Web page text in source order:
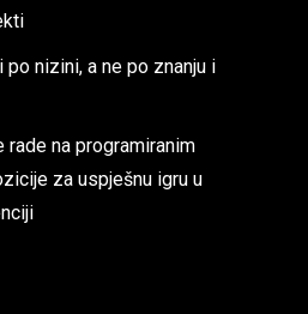
nizini, a ne po znanju i
rade na programiranim
za uspješnu igru u